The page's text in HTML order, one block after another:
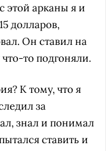
этой арканы я и
долларов,
Он ставил на
что-то подгоняли.
К тому, что я
за
знал и понимал
ставить и